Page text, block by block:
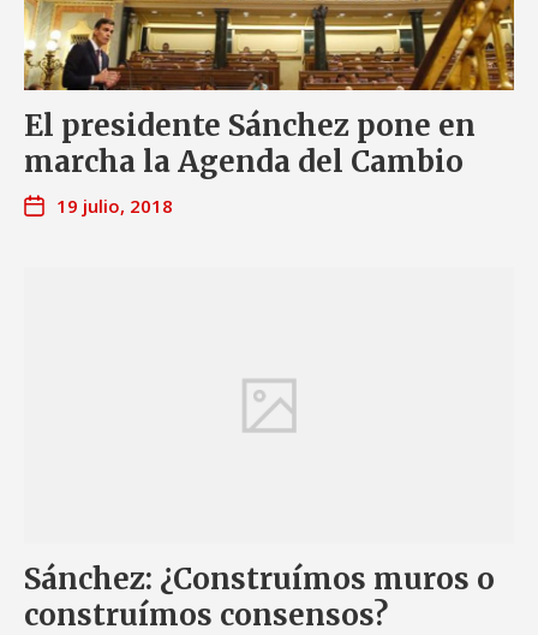
El presidente Sánchez pone en
marcha la Agenda del Cambio
19 julio, 2018
Sánchez: ¿Construímos muros o
construímos consensos?